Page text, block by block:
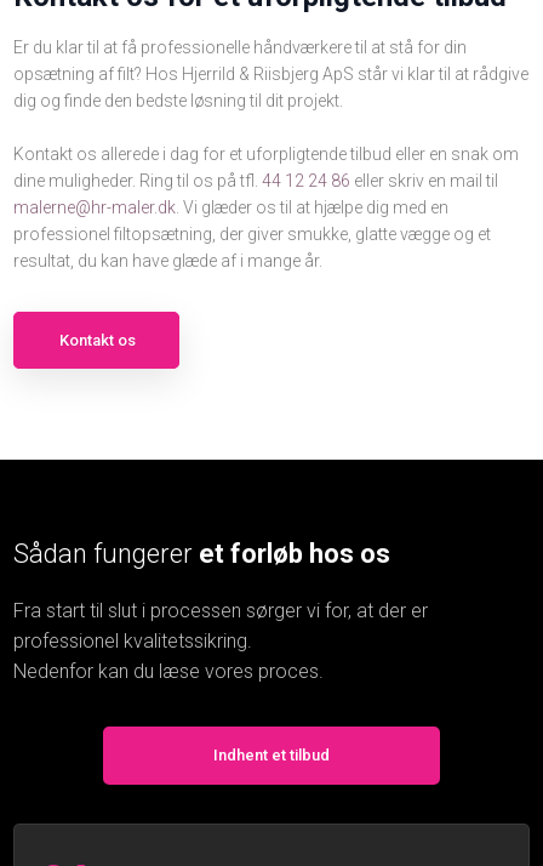
Er du klar til at få professionelle håndværkere til at stå for din
opsætning af filt? Hos Hjerrild & Riisbjerg ApS står vi klar til at rådgive
dig og finde den bedste løsning til dit projekt.
Kontakt os allerede i dag for et uforpligtende tilbud eller en snak om
dine muligheder. Ring til os på tfl. 44 12 24 86 eller skriv en mail til
malerne@hr-maler.dk. Vi glæder os til at hjælpe dig med en
professionel filtopsætning, der giver smukke, glatte vægge og et
resultat, du kan have glæde af i mange år.
Kontakt os​
Sådan fungerer et forløb hos os
Fra start til slut i processen sørger vi for, at der er
professionel kvalitetssikring.
​Nedenfor kan du læse vores proces.
Indhent et tilbud